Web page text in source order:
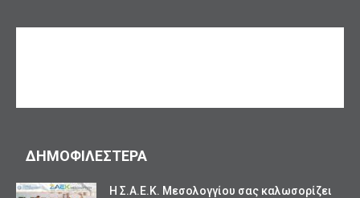
ΔΗΜΟΦΙΛΕΣΤΕΡΑ
Η Σ.Α.Ε.Κ. Μεσολογγίου σας καλωσορίζει